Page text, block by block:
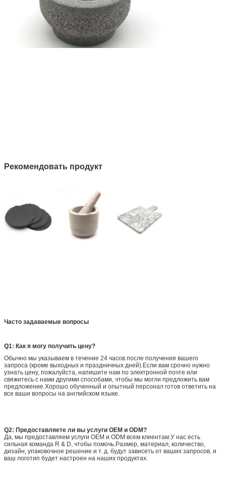
Рекомендовать продукт
Часто задаваемые вопросы
Q1: Как я могу получить цену?
Обычно мы указываем в течение 24 часов после получения вашего
запроса (кроме выходных и праздничных дней).Если вам срочно нужно
узнать цену, пожалуйста, напишите нам по электронной почте или
свяжитесь с нами другими способами, чтобы мы могли предложить вам
предложение.Хорошо обученный и опытный персонал готов ответить на
все ваши вопросы на английском языке.
Q2: Предоставляете ли вы услуги OEM и ODM?
Да, мы предоставляем услуги OEM и ODM всем клиентам.У нас есть
сильная команда R & D, чтобы помочь.Размер, материал, количество,
дизайн, упаковочное решение и т. д. будут зависеть от ваших запросов, и
ваш логотип будет настроен на наших продуктах.